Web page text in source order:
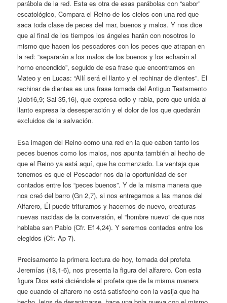
parábola de la red. Esta es otra de esas parábolas con “sabor”
escatológico, Compara el Reino de los cielos con una red que
saca toda clase de peces del mar, buenos y malos. Y nos dice
que al final de los tiempos los ángeles harán con nosotros lo
mismo que hacen los pescadores con los peces que atrapan en
la red: “separarán a los malos de los buenos y los echarán al
horno encendido”, seguido de esa frase que encontramos en
Mateo y en Lucas: “Allí será el llanto y el rechinar de dientes”. El
rechinar de dientes es una frase tomada del Antiguo Testamento
(Job16,9; Sal 35,16), que expresa odio y rabia, pero que unida al
llanto expresa la desesperación y el dolor de los que quedarán
excluidos de la salvación.
Esa imagen del Reino como una red en la que caben tanto los
peces buenos como los malos, nos apunta también al hecho de
que el Reino ya está aquí, que ha comenzado. La ventaja que
tenemos es que el Pescador nos da la oportunidad de ser
contados entre los “peces buenos”. Y de la misma manera que
nos creó del barro (Gn 2,7), si nos entregamos a las manos del
Alfarero, Él puede triturarnos y hacernos de nuevo, creaturas
nuevas nacidas de la conversión, el “hombre nuevo” de que nos
hablaba san Pablo (Cfr. Ef 4,24). Y seremos contados entre los
elegidos (Cfr. Ap 7).
Precisamente la primera lectura de hoy, tomada del profeta
Jeremías (18,1-6), nos presenta la figura del alfarero. Con esta
figura Dios está diciéndole al profeta que de la misma manera
que cuando el alfarero no está satisfecho con la vasija que ha